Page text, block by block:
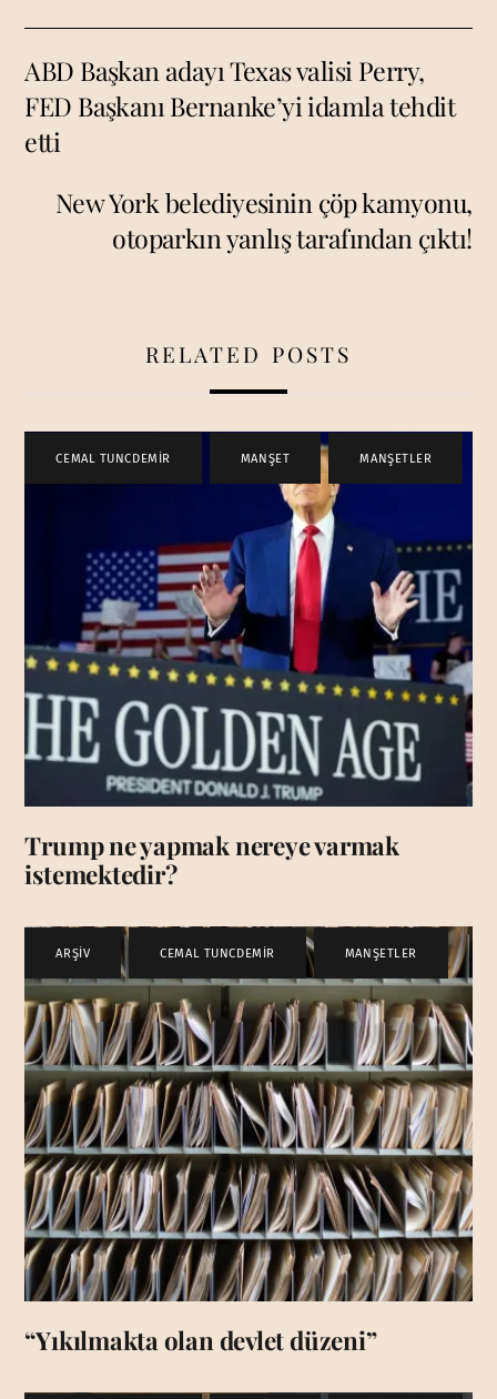
ABD Başkan adayı Texas valisi Perry,
FED Başkanı Bernanke’yi idamla tehdit
etti
New York belediyesinin çöp kamyonu,
otoparkın yanlış tarafından çıktı!
RELATED POSTS
CEMAL TUNCDEMİR MANŞET , MANŞETLER
Trump ne yapmak nereye varmak
istemektedir?
ARŞİV CEMAL TUNCDEMİR , MANŞETLER
“Yıkılmakta olan devlet düzeni”